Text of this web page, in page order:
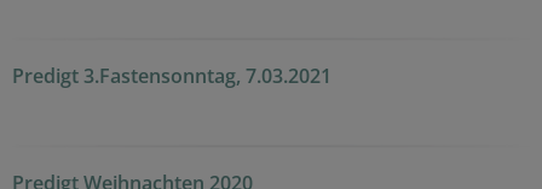
Predigt 3.Fastensonntag, 7.03.2021
Predigt Weihnachten 2020